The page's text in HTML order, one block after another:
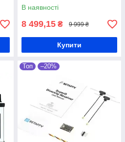
В наявності
8 499,15 ₴ 9 999 ₴
Купити
Топ –20%